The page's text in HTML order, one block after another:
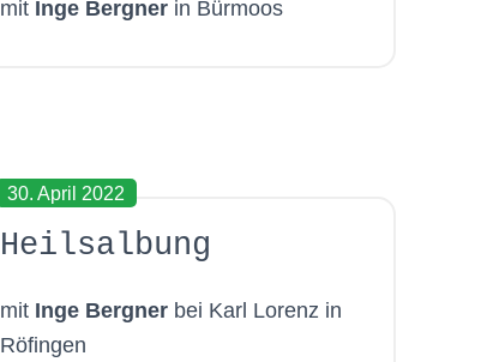
mit Inge Bergner in Bürmoos
30. April 2022
Heilsalbung
mit Inge Bergner bei Karl Lorenz in
Röfingen